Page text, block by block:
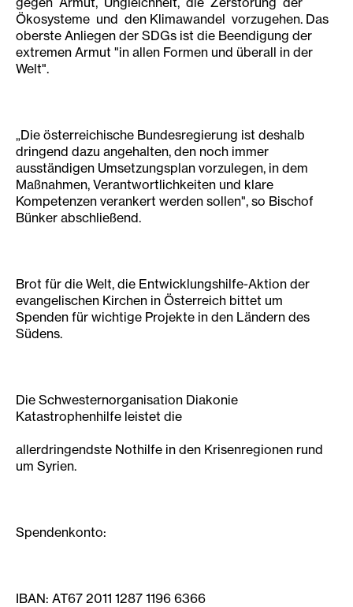
Ökosysteme und den Klimawandel vorzugehen. Das
oberste Anliegen der SDGs ist die Beendigung der
extremen Armut "in allen Formen und überall in der
Welt".
„Die österreichische Bundesregierung ist deshalb
dringend dazu angehalten, den noch immer
ausständigen Umsetzungsplan vorzulegen, in dem
Maßnahmen, Verantwortlichkeiten und klare
Kompetenzen verankert werden sollen", so Bischof
Bünker abschließend.
Brot für die Welt, die Entwicklungshilfe-Aktion der
evangelischen Kirchen in Österreich bittet um
Spenden für wichtige Projekte in den Ländern des
Südens.
Die Schwesternorganisation Diakonie
Katastrophenhilfe leistet die
allerdringendste Nothilfe in den Krisenregionen rund
um Syrien.
Spendenkonto:
IBAN: AT67 2011 1287 1196 6366